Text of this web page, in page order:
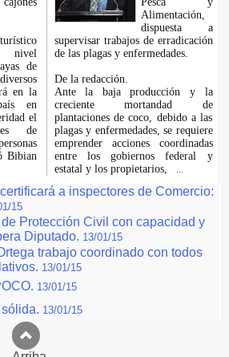
nivel
de
en la
en
el
de
Bibian
Alimentación,
dispuesta a
supervisar trabajos de erradicación
de las plagas y enfermedades.
De la redacción.
Ante la baja producción y la
creciente mortandad de
plantaciones de coco, debido a las
plagas y enfermedades, se requiere
emprender acciones coordinadas
entre los gobiernos federal y
estatal y los propietarios,
a inspectores de Comercio:
15
Protección Civil con capacidad y
Diputado. 13/01/15
trabajo coordinado con todos
13/01/15
13/01/15
13/01/15